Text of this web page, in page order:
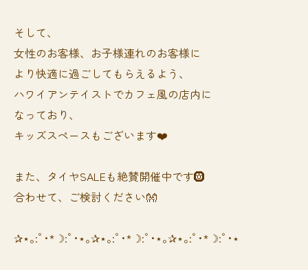
そして、
女性のお客様、お子様連れのお客様に
より快適に過ごしてもらえるよう、
ハワイアンテイストでカフェ風の店内に
なっており、
キッズスペースもございます❤️
また、タイヤSALEも絶賛開催中です🛞
合わせて、ご検討ください👐
✰⋆｡:ﾟ･*☽:ﾟ･⋆｡✰⋆｡:ﾟ･*☽:ﾟ･⋆｡✰⋆｡:ﾟ･*☽:ﾟ･⋆